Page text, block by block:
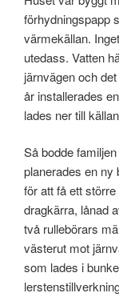
förhydningspapp
värmekällan.
utedass. Vatten
järnvägen och
år installerades
lades ner till
Så bodde
planerades en ny
för att få ett
dragkärra, lånad
två rullebörars
västerut mot
som lades i